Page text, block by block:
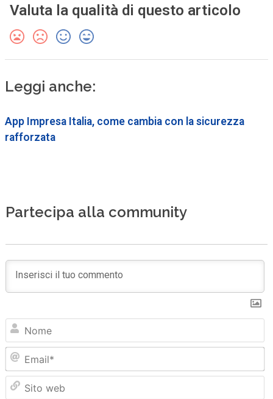
Valuta la qualità di questo articolo
Leggi anche:
App Impresa Italia, come cambia con la sicurezza
rafforzata
Partecipa alla community